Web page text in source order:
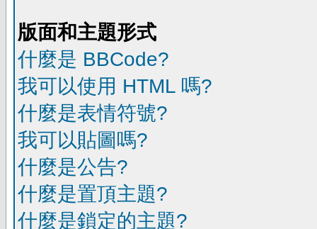
版面和主題形式
什麼是 BBCode?
我可以使用 HTML 嗎?
什麼是表情符號?
我可以貼圖嗎?
什麼是公告?
什麼是置頂主題?
什麼是鎖定的主題?